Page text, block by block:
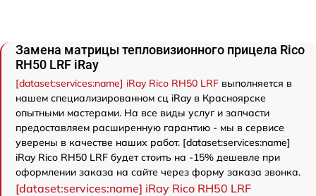
Замена матрицы тепловизионного прицела Rico
RH50 LRF iRay
[dataset:services:name] iRay Rico RH50 LRF выполняется в
нашем специализированном сц iRay в Красноярске
опытными мастерами. На все виды услуг и запчасти
предоставляем расширенную гарантию - мы в сервисе
уверены в качестве наших работ. [dataset:services:name]
iRay Rico RH50 LRF будет стоить на -15% дешевле при
оформлении заказа на сайте через форму заказа звонка.
[dataset:services:name] iRay Rico RH50 LRF